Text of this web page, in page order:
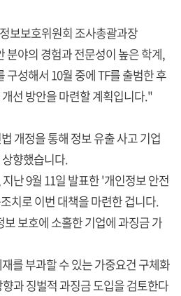
보보호위원회 조사총괄과장
분야의 경험과 전문성이 높은 학계,
구성해서 10월 중에 TF를 출범한 후
선 방안을 마련할 계획입니다."
개정을 통해 정보 유출 사고 기업
향했습니다.
난 9월 11일 발표한 '개인정보 안전
치로 이번 대책을 마련한 겁니다.
보호에 소홀한 기업에 과징금 가
를 부과할 수 있는 가중요건 구체화
과 징벌적 과징금 도입을 검토한다